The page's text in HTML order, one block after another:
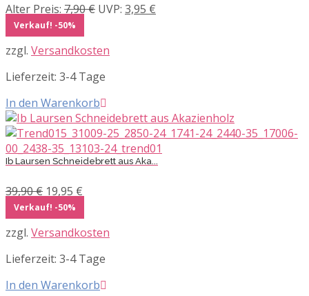
Alter Preis: 7,90€ Ursprünglicher
7,90 €
UVP: 3,95 €
Verkauf! -50%
zzgl. Versandkosten
Lieferzeit: 3-4 Tage
In den Warenkorb
Ib Laursen Schneidebrett aus Aka...
39,90€ Ursprünglicher
Preis
war:
39,90 €
19,95 €
ist:
19,95 €.
Verkauf! -50%
zzgl. Versandkosten
Lieferzeit: 3-4 Tage
In den Warenkorb